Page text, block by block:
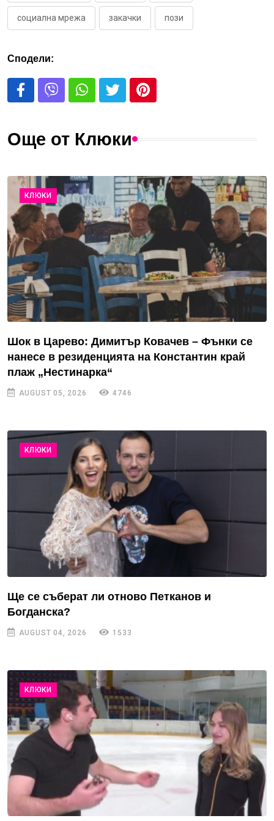
социална мрежа закачки пози
Сподели:
Още от Клюки
КЛЮКИ
Шок в Царево: Димитър Ковачев – Фънки се
нанесе в резиденцията на Константин край
плаж „Нестинарка“
AUGUST 05, 2026 4746
КЛЮКИ
Ще се съберат ли отново Петканов и
Богданска?
AUGUST 04, 2026 1533
КЛЮКИ